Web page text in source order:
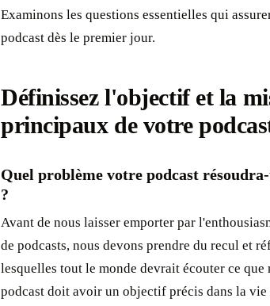
Examinons les questions essentielles qui
podcast dès le premier jour.
Définissez l'objectif et la
principaux de votre
Quel problème votre podcast
?
Avant de nous laisser emporter par
de podcasts, nous devons prendre du recul et
lesquelles tout le monde devrait écouter ce que
podcast doit avoir un objectif précis dans la